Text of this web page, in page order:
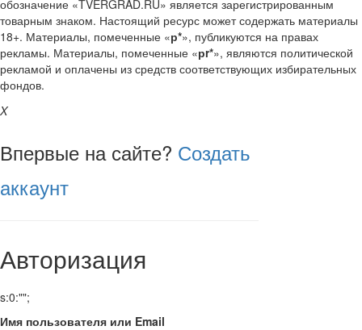
обозначение «TVERGRAD.RU» является зарегистрированным
товарным знаком. Настоящий ресурс может содержать материалы
18+. Материалы, помеченные «р*», публикуются на правах
рекламы. Материалы, помеченные «рr*», являются политической
рекламой и оплачены из средств соответствующих избирательных
фондов.
X
Впервые на сайте? Создать
аккаунт
Авторизация
s:0:"";
Имя пользователя или Email